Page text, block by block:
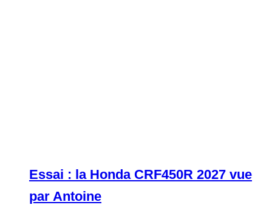
Essai : la Honda CRF450R 2027 vue
par Antoine